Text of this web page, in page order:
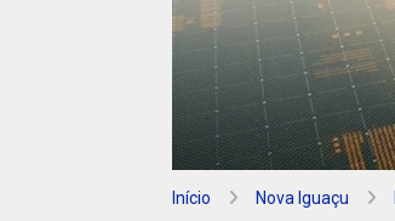
Início Nova Iguaçu